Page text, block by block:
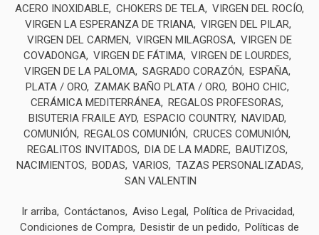
ACERO INOXIDABLE CHOKERS DE TELA VIRGEN DEL ROCÍO
VIRGEN LA ESPERANZA DE TRIANA VIRGEN DEL PILAR
VIRGEN DEL CARMEN
VIRGEN MILAGROSA VIRGEN DE
COVADONGA VIRGEN DE FÁTIMA VIRGEN DE LOURDES
VIRGEN DE LA PALOMA SAGRADO CORAZÓN
ESPAÑA
PLATA / ORO
ZAMAK BAÑO PLATA / ORO BOHO CHIC
CERÁMICA MEDITERRÁNEA REGALOS PROFESORAS
BISUTERIA FRAILE AYD ESPACIO COUNTRY NAVIDAD
COMUNIÓN
REGALOS COMUNIÓN
CRUCES COMUNIÓN
REGALITOS INVITADOS
DIA DE LA MADRE BAUTIZOS
NACIMIENTOS
BODAS VARIOS
TAZAS PERSONALIZADAS
SAN VALENTIN
Ir arriba Contáctanos Aviso Legal
Política de Privacidad
Condiciones de Compra Desistir de un pedido
Políticas de